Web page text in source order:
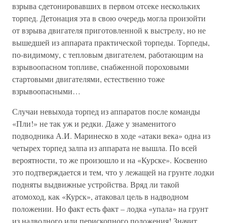
взрыва сдетонировавших в первом отсеке нескольких
торпед. Детонация эта в свою очередь могла произойти
от взрыва двигателя приготовленной к выстрелу, но не
вышедшей из аппарата практической торпеды. Торпеды,
по-видимому, с тепловым двигателем, работающим на
взрывоопасном топливе, снабженной пороховыми
стартовыми двигателями, естественно тоже
взрывоопасными…
Случаи невыхода торпед из аппаратов после команды
«Пли!» не так уж и редки. Даже у знаменитого
подводника А.И. Маринеско в ходе «атаки века» одна из
четырех торпед залпа из аппарата не вышла. По всей
вероятности, то же произошло и на «Курске». Косвенно
это подтверждается и тем, что у лежащей на грунте лодки
подняты выдвижные устройства. Вряд ли такой
атомоход, как «Курск», атаковал цель в надводном
положении. Но факт есть факт – лодка «упала» на грунт
из надводного или перископного положения! Значит,